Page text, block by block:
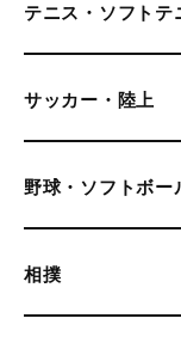
テニス・ソフトテ
サッカー・陸上
野球・ソフトボー
相撲